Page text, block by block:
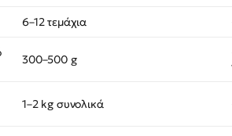
6–12 τεμάχια
300–500 g
1–2 kg συνολικά